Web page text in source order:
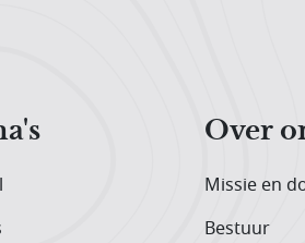
Over
Missie en
Bestuur